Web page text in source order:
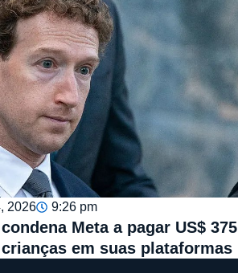
2026 9:26 pm
Meta a pagar US$ 375
em suas plataformas